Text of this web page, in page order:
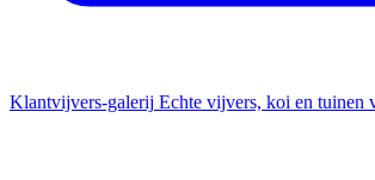
Klantvijvers-galerij Echte vijvers, koi en tuinen